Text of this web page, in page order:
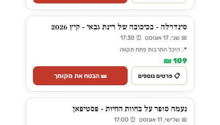
סינדרלה - בכיכובה של רינת גבאי - קיץ 2026
📅 שני, 17 אוגוסט ⏰ 17:30
📍 היכל התרבות פתח תקווה
109 ₪
📋 פרטים נוספים 🎫 הבטח את מקומך
נעמה סופר על בחוות החיות - פסטיפאן
📅 שלישי, 11 אוגוסט ⏰ 17:00